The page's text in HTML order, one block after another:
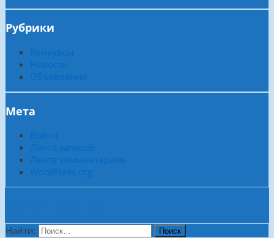
Рубрики
Конкурсы
Новости
Объявления
Мета
Войти
Лента записей
Лента комментариев
WordPress.org
Найти: